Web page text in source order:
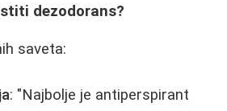
dezodorans?
saveta:
: "Najbolje je antiperspirant